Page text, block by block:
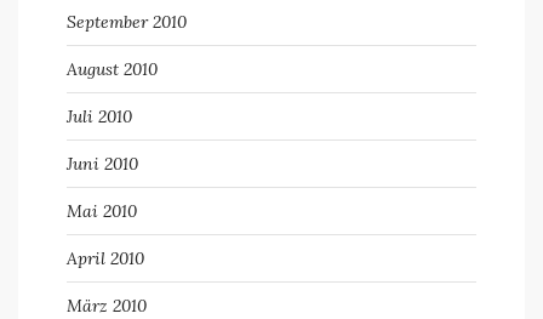
September 2010
August 2010
Juli 2010
Juni 2010
Mai 2010
April 2010
März 2010